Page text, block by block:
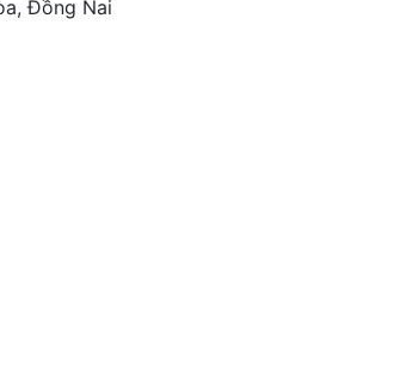
Đồng Nai